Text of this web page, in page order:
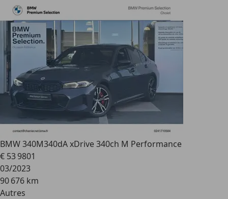
BMW 340M340dA xDrive 340ch M Performance
€ 53 9801
03/2023
90 676 km
Autres